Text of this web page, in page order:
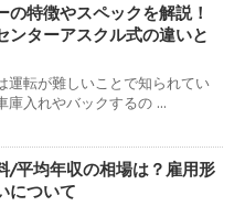
の特徴やスペックを解説！
ンターアスクル式の違いと
運転が難しいことで知られてい
庫入れやバックするの ...
/平均年収の相場は？雇用形
について